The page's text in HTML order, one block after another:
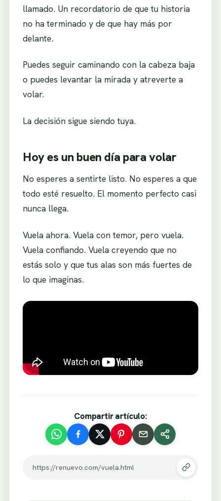
llamado. Un recordatorio de que tu historia
no ha terminado y de que hay más por
delante.
Puedes seguir caminando con la cabeza baja
o puedes levantar la mirada y atreverte a
volar.
La decisión sigue siendo tuya.
Hoy es un buen día para volar
No esperes a sentirte listo. No esperes a que
todo esté resuelto. El momento perfecto casi
nunca llega.
Vuela ahora. Vuela con temor, pero vuela.
Vuela confiando. Vuela creyendo que no
estás solo y que tus alas son más fuertes de
lo que imaginas.
Compartir artículo:
https://renuevo.com/vuela.html